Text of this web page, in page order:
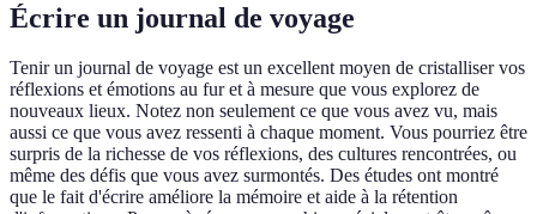
Écrire un journal de voyage
Tenir un journal de voyage est un excellent moyen de cristalliser vos
réflexions et émotions au fur et à mesure que vous explorez de
nouveaux lieux. Notez non seulement ce que vous avez vu, mais
aussi ce que vous avez ressenti à chaque moment. Vous pourriez être
surpris de la richesse de vos réflexions, des cultures rencontrées, ou
même des défis que vous avez surmontés. Des études ont montré
que le fait d'écrire améliore la mémoire et aide à la rétention